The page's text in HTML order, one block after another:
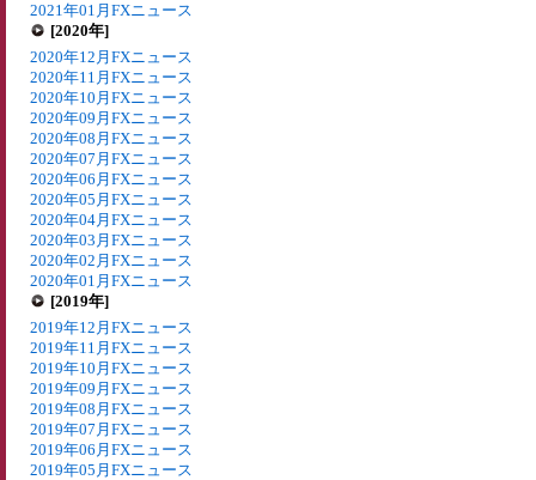
2021年01月FXニュース
[2020年]
2020年12月FXニュース
2020年11月FXニュース
2020年10月FXニュース
2020年09月FXニュース
2020年08月FXニュース
2020年07月FXニュース
2020年06月FXニュース
2020年05月FXニュース
2020年04月FXニュース
2020年03月FXニュース
2020年02月FXニュース
2020年01月FXニュース
[2019年]
2019年12月FXニュース
2019年11月FXニュース
2019年10月FXニュース
2019年09月FXニュース
2019年08月FXニュース
2019年07月FXニュース
2019年06月FXニュース
2019年05月FXニュース